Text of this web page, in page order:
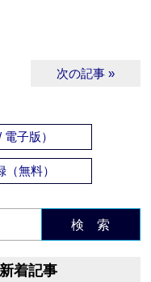
次の記事 »
子版）
無料）
検 索
着記事